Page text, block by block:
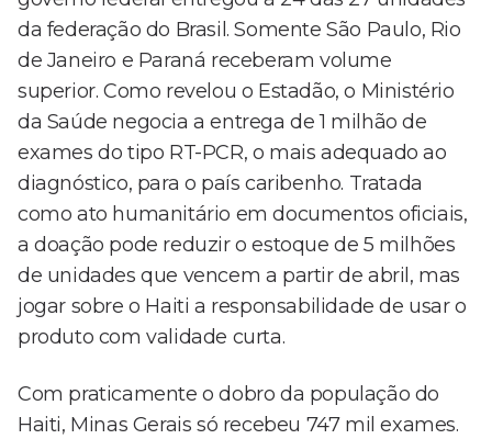
da federação do Brasil. Somente São Paulo, Rio
de Janeiro e Paraná receberam volume
superior. Como revelou o Estadão, o Ministério
da Saúde negocia a entrega de 1 milhão de
exames do tipo RT-PCR, o mais adequado ao
diagnóstico, para o país caribenho. Tratada
como ato humanitário em documentos oficiais,
a doação pode reduzir o estoque de 5 milhões
de unidades que vencem a partir de abril, mas
jogar sobre o Haiti a responsabilidade de usar o
produto com validade curta.
Com praticamente o dobro da população do
Haiti, Minas Gerais só recebeu 747 mil exames.